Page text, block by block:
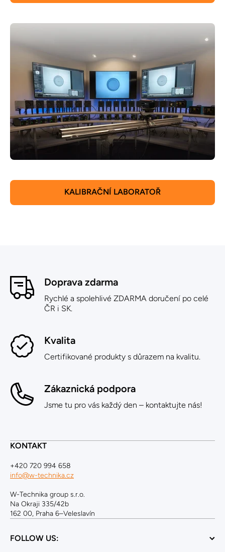
KALIBRAČNÍ LABORATOŘ
Doprava zdarma
Rychlé a spolehlivé ZDARMA doručení po celé
ČR i SK.
Kvalita
Certifikované produkty s důrazem na kvalitu.
Zákaznická podpora
Jsme tu pro vás každý den – kontaktujte nás!
KONTAKT
+420 720 994 658
info@w-technika.cz
W-Technika group s.r.o.
Na Okraji 335/42b
162 00, Praha 6–Veleslavín
FOLLOW US: